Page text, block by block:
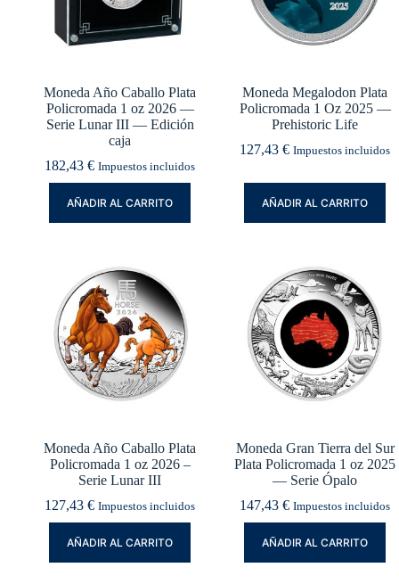
Moneda Año Caballo Plata
Policromada 1 oz 2026 —
Serie Lunar III — Edición
caja
182,43 € Impuestos incluidos
AÑADIR AL CARRITO
Moneda Megalodon Plata
Policromada 1 Oz 2025 —
Prehistoric Life
127,43 € Impuestos incluidos
AÑADIR AL CARRITO
Moneda Año Caballo Plata
Policromada 1 oz 2026 –
Serie Lunar III
127,43 € Impuestos incluidos
AÑADIR AL CARRITO
Moneda Gran Tierra del Sur
Plata Policromada 1 oz 2025
— Serie Ópalo
147,43 € Impuestos incluidos
AÑADIR AL CARRITO